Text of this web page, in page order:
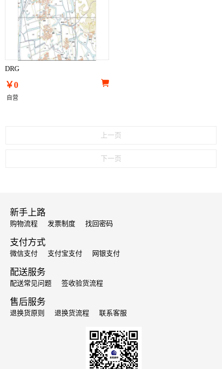
DRG
￥0
自营
上一页
下一页
新手上路
购物流程 发票制度 找回密码
支付方式
微信支付 支付宝支付 网银支付
配送服务
配送常见问题 签收验货流程
售后服务
退换货原则 退换货流程 联系客服